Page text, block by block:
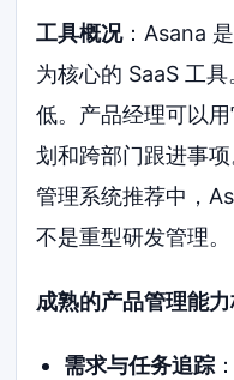
工具概况：Asana
为核心的 SaaS 工
低。产品经理可以
划和跨部门跟进事
管理系统推荐中，
不是重型研发管理。
成熟的产品管理能
需求与任务追踪